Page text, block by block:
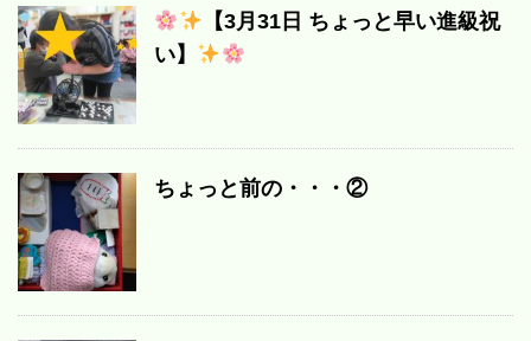
【3月31日 ちょっと早い進級祝
い】
ちょっと前の・・・②